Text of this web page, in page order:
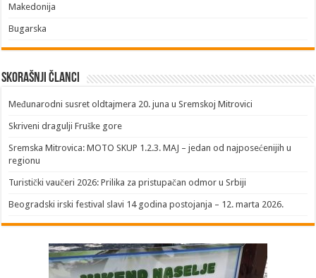
Makedonija
Bugarska
Skorašnji članci
​Međunarodni susret oldtajmera 20. juna u Sremskoj Mitrovici
Skriveni dragulji Fruške gore
Sremska Mitrovica: MOTO SKUP 1.2.3. MAJ – jedan od najposećenijih u
regionu
Turistički vaučeri 2026: Prilika za pristupačan odmor u Srbiji
Beogradski irski festival slavi 14 godina postojanja – 12. marta 2026.